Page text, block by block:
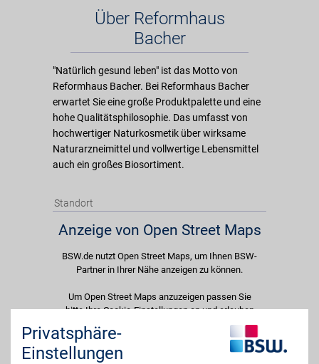
Über Reformhaus
Bacher
"Natürlich gesund leben" ist das Motto von
Reformhaus Bacher. Bei Reformhaus Bacher
erwartet Sie eine große Produktpalette und eine
hohe Qualitätsphilosophie. Das umfasst von
hochwertiger Naturkosmetik über wirksame
Naturarzneimittel und vollwertige Lebensmittel
auch ein großes Biosortiment.
Standort
Anzeige von Open Street Maps
BSW.de nutzt Open Street Maps, um Ihnen BSW-
Partner in Ihrer Nähe anzeigen zu können.
Um Open Street Maps anzuzeigen passen Sie
bitte Ihre Cookie-Einstellungen an und erlauben
Sie "Externe Inhalte". Diese Auswahl können Sie
jederzeit über die Cookie-Einstellungen im
unteren Seitenbereich ändern.
Privatsphäre-
Einstellungen